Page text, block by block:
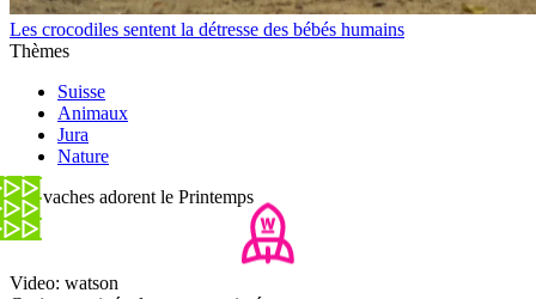
Les crocodiles sentent la détresse des bébés humains
Thèmes
Suisse
Animaux
Jura
Nature
Ces vaches adorent le Printemps
Video: watson